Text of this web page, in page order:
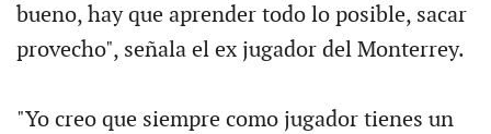
bueno, hay que aprender todo lo posible, sacar
provecho", señala el ex jugador del Monterrey.
"Yo creo que siempre como jugador tienes un